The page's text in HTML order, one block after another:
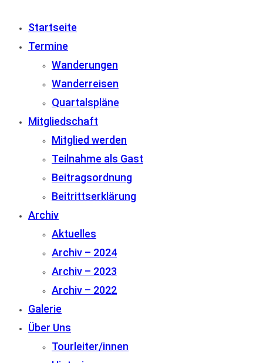
Startseite
Termine
Wanderungen
Wanderreisen
Quartalspläne
Mitgliedschaft
Mitglied werden
Teilnahme als Gast
Beitragsordnung
Beitrittserklärung
Archiv
Aktuelles
Archiv – 2024
Archiv – 2023
Archiv – 2022
Galerie
Über Uns
Tourleiter/innen